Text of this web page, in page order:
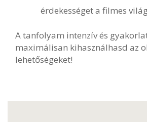
érdekességet a filmes
A tanfolyam intenzív és
maximálisan kihasználhasd az
lehetőségeket!